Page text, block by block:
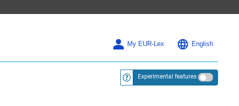
My EUR-Lex English
<a href="https://eur-lex.europa.eu/
Experimental features